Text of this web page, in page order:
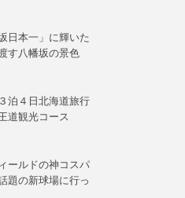
日本一」に輝いた
す八幡坂の景色
泊４日北海道旅行
道観光コース
ールドの神コスパ
題の新球場に行っ